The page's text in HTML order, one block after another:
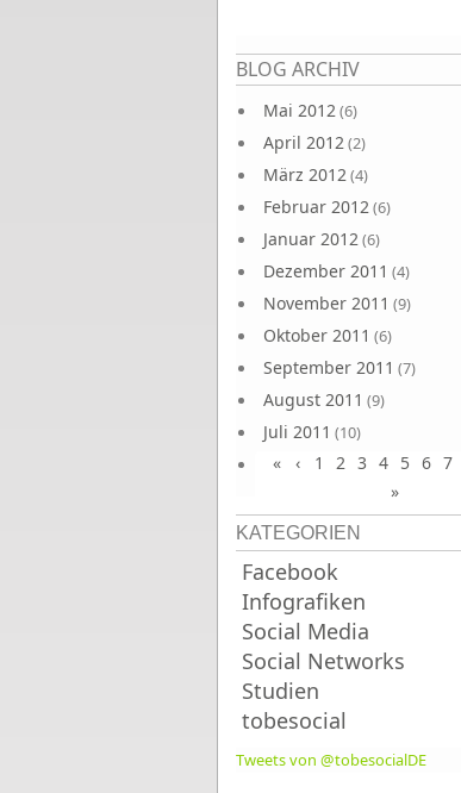
BLOG ARCHIV
Mai 2012(6)
April 2012(2)
März 2012(4)
Februar 2012(6)
Januar 2012(6)
Dezember 2011 (4)
November 2011 (9)
Oktober 2011 (6)
September 2011 (7)
August 2011 (9)
Juli 2011 (10)
Juni 2011(9)
Seiten
« ‹ 1 2 3 4 5 6 7
»
KATEGORIEN
Facebook
Infografiken
Social Media
Social Networks
Studien
tobesocial
Tweets von @tobesocialDE